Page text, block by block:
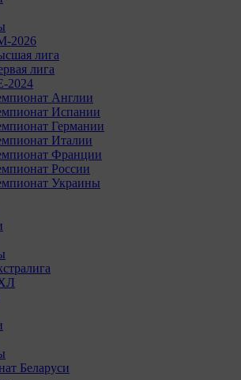
2026
лига
лига
2024
Англии
Испании
Германии
Италии
Франции
России
Украины
Беларуси